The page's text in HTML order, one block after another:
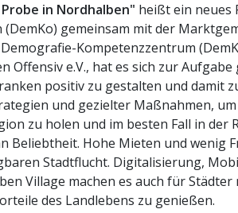
in Nordhalben" heißt ein neues
gemeinsam mit der
Kompetenzzentrum
e.V., hat es sich zur Aufgabe
positiv zu gestalten und damit
und gezielter Maßnahmen,
zu holen und im besten Fall in der
Beliebtheit. Hohe Mieten und wenig
Stadtflucht. Digitalisierung,
Village machen es auch für Städter
des Landlebens zu genießen.